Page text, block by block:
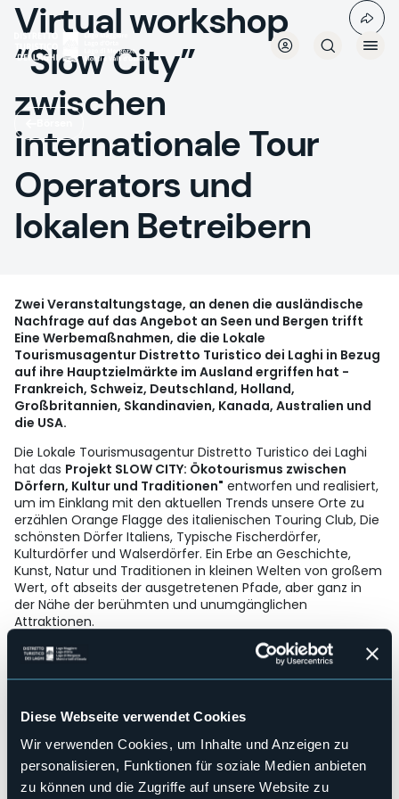
Diese Webseite verwendet Cookies
Wir verwenden Cookies, um Inhalte und Anzeigen zu
personalisieren, Funktionen für soziale Medien anbieten
zu können und die Zugriffe auf unsere Website zu
Direkt
zum
Virtual workshop
“Slow City”
zwischen
internationale Tour
Operators und
lokalen Betreibern
Zwei Veranstaltungstage, an denen die ausländische
Nachfrage auf das Angebot an Seen und Bergen trifft
Eine Werbemaßnahmen, die die Lokale
Tourismusagentur Distretto Turistico dei Laghi in Bezug
auf ihre Hauptzielmärkte im Ausland ergriffen hat -
Frankreich, Schweiz, Deutschland, Holland,
Großbritannien, Skandinavien, Kanada, Australien und
die USA.
Die Lokale Tourismusagentur Distretto Turistico dei Laghi
hat das Projekt SLOW CITY: Ökotourismus zwischen
Dörfern, Kultur und Traditionen" entworfen und realisiert,
um im Einklang mit den aktuellen Trends unsere Orte zu
erzählen Orange Flagge des italienischen Touring Club, Die
schönsten Dörfer Italiens, Typische Fischerdörfer,
Kulturdörfer und Walserdörfer. Ein Erbe an Geschichte,
Kunst, Natur und Traditionen in kleinen Welten von großem
Wert, oft abseits der ausgetretenen Pfade, aber ganz in
der Nähe der berühmten und unumgänglichen
Attraktionen.
Unter den Projektaktivitäten unternimmt die ATL eine Reihe
von Werbemaßnahmen mit ausländischen
SLOW CITY: Meet the best of the Lake Maggiore region for
authentic and sustainable experiences” 19. und 20. Mai,
virtuelle B2B-Treffen zwischen 30 internationalen T.Os. und
30 lokalen Betreibern aus der Region des Lago Maggiore.